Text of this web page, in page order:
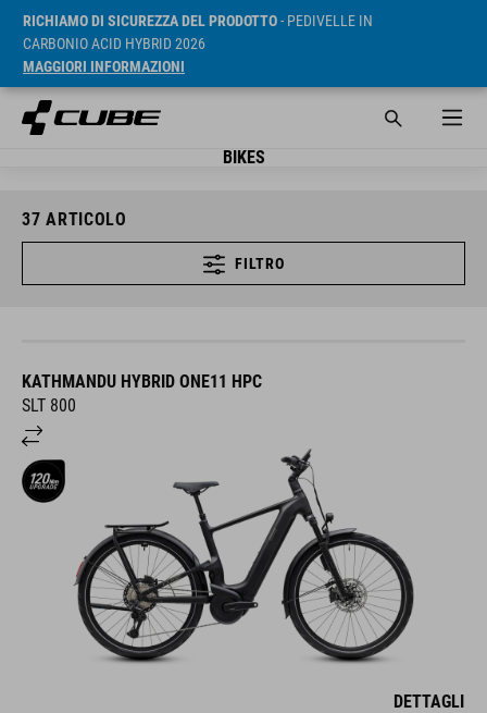
RICHIAMO DI SICUREZZA DEL PRODOTTO- PEDIVELLE IN
CARBONIO ACID HYBRID 2026
MAGGIORI INFORMAZIONI
BIKES
37 ARTICOLO
FILTRO
KATHMANDU HYBRID ONE11 HPC
SLT 800
DETTAGLI